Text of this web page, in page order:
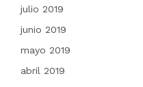
julio 2019
junio 2019
mayo 2019
abril 2019